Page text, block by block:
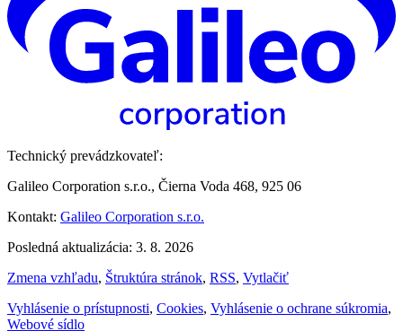
Technický prevádzkovateľ:
Galileo Corporation s.r.o., Čierna Voda 468, 925 06
Kontakt: Galileo Corporation s.r.o.
Posledná aktualizácia: 3. 8. 2026
Zmena vzhľadu, Štruktúra stránok, RSS, Vytlačiť
Vyhlásenie o prístupnosti, Cookies, Vyhlásenie o ochrane súkromia,
Webové sídlo